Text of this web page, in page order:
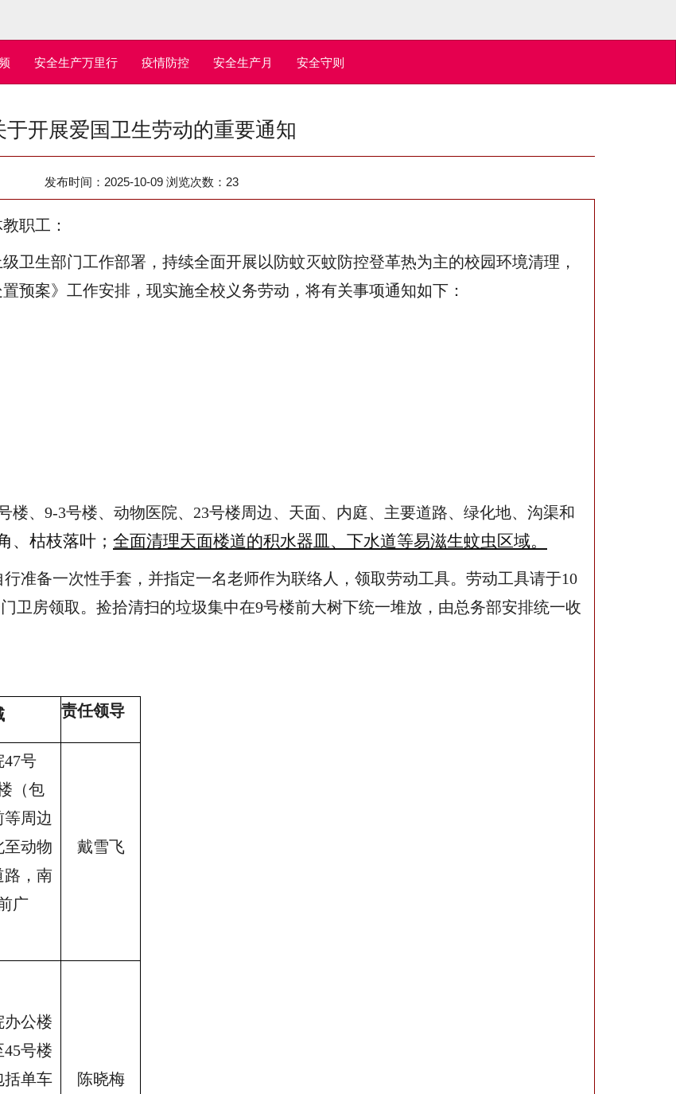
安全生产万里行 疫情防控 安全生产月 安全守则
于开展爱国卫生劳动的重要通知
发布时间：2025-10-09 浏览次数： 23
职工：
卫生部门工作部署，持续全面开展以防蚊灭蚊防控登革热为主的校园环境清理，
预案》工作安排，现实施全校义务劳动，将有关事项通知如下：
楼、9-3号楼、动物医院、23号楼周边、天面、内庭、主要道路、绿化地、沟渠和
、枯枝落叶； 全面清理天面楼道的积水器皿、下水道等易滋生蚊虫区域。
准备一次性手套，并指定一名老师作为联络人，领取劳动工具。劳动工具请于10
卫房领取。捡拾清扫的垃圾集中在9号楼前大树下统一堆放，由总务部安排统一收
责任领导
47号
（包
周边
至动物
路，南
广
戴雪飞
办公楼
45号楼
括单车
陈晓梅